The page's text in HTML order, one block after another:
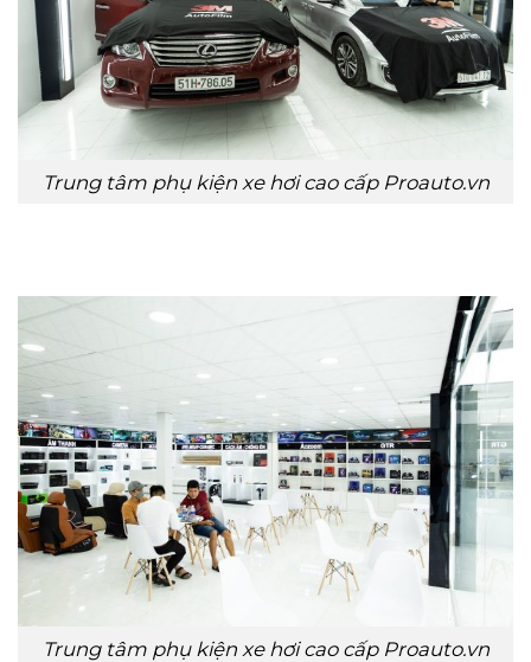
Trung tâm phụ kiện xe hơi cao cấp Proauto.vn
Trung tâm phụ kiện xe hơi cao cấp Proauto.vn